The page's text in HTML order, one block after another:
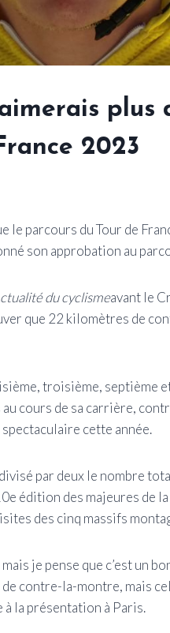
plus
2023
le parcours du Tour de
son approbation au
du cyclismeavant le
que 22 kilomètres de
troisième, septième
cours de sa carrière,
cette année.
par deux le nombre
édition des majeures de
des cinq massifs
je pense que c’est un
de contre-la-montre, mais
à la présentation à Paris.